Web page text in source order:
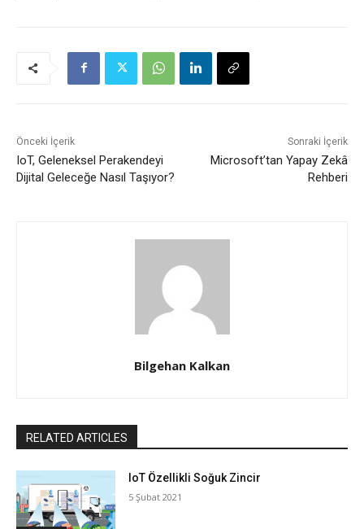
Önceki İçerik
IoT, Geleneksel Perakendeyi
Dijital Geleceğe Nasıl Taşıyor?
Sonraki İçerik
Microsoft’tan Yapay Zekâ
Rehberi
Bilgehan Kalkan
RELATED ARTICLES
IoT Özellikli Soğuk Zincir
5 Şubat 2021